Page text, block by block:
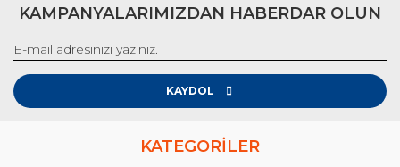
KAMPANYALARIMIZDAN HABERDAR OLUN
KAYDOL
KATEGORİLER